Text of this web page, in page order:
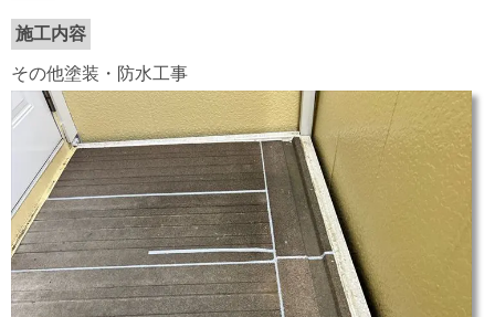
施工内容
その他塗装・防水工事